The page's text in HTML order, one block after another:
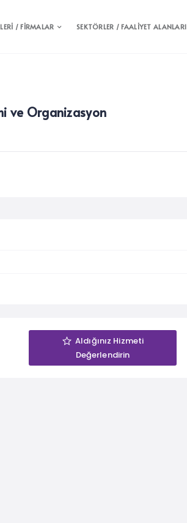
/ FİRMALAR SEKTÖRLER / FAALİYET ALANLARI
ve Organizasyon
Aldığınız Hizmeti
Değerlendirin